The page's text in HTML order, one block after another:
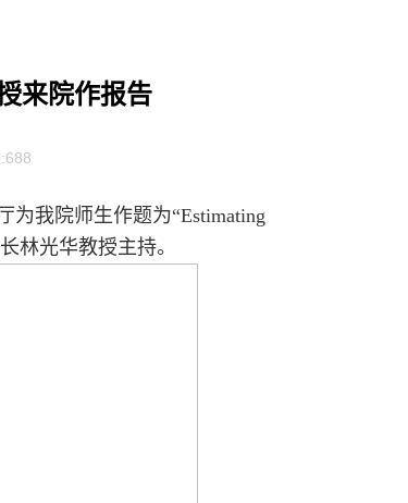
来院作报告
688
为我院师生作题为“Estimating
林光华教授主持。